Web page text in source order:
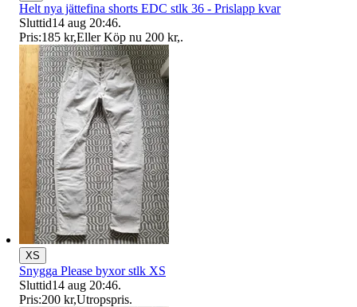
Helt nya jättefina shorts EDC stlk 36 - Prislapp kvar
Sluttid14 aug 20:46.
Pris:185 kr,Eller Köp nu 200 kr,.
XS
Snygga Please byxor stlk XS
Sluttid14 aug 20:46.
Pris:200 kr,Utropspris.